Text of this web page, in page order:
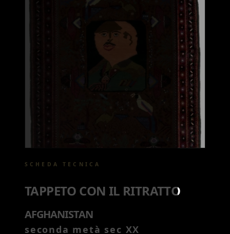
SCHEDA TECNICA
TAPPETO CON IL RITRATTO
AFGHANISTAN
seconda metà sec XX